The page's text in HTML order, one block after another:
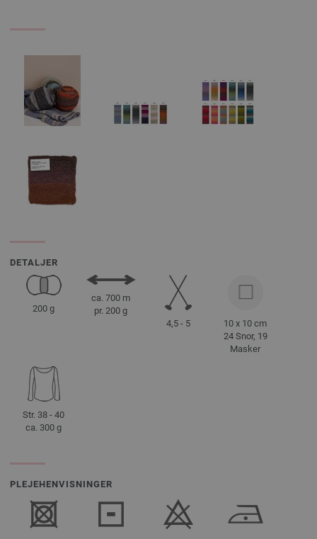
DETALJER
200 g
ca. 700 m
pr. 200 g
4,5 - 5
10 x 10 cm
24 Snor, 19
Masker
Str. 38 - 40
ca. 300 g
PLEJEHENVISNINGER